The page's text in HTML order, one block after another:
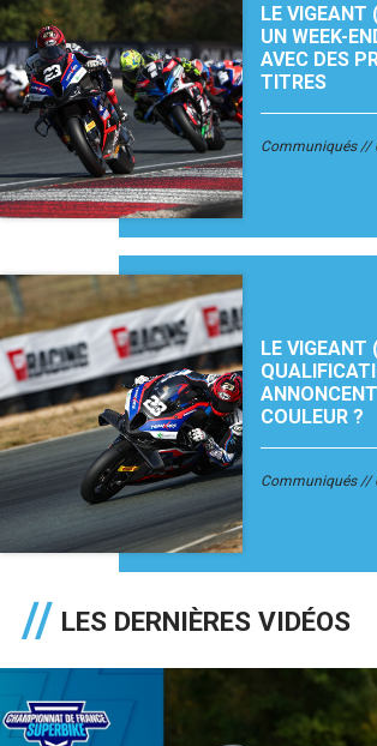
LE VIGEANT
UN WEEK-
AVEC DES
TITRES
Communiqués
LE VIGEANT
COULEUR ?
Communiqués
LES DERNIÈRES VIDÉOS